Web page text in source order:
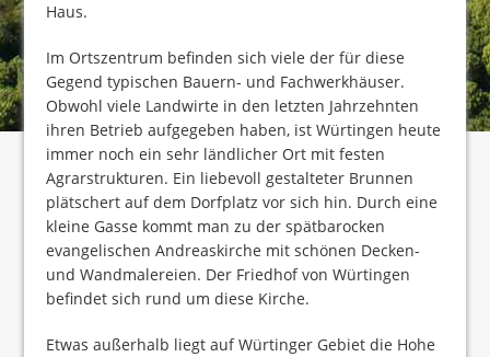
Haus.
Im Ortszentrum befinden sich viele der für diese
Gegend typischen Bauern- und Fachwerkhäuser.
Obwohl viele Landwirte in den letzten Jahrzehnten
ihren Betrieb aufgegeben haben, ist Würtingen heute
immer noch ein sehr ländlicher Ort mit festen
Agrarstrukturen. Ein liebevoll gestalteter Brunnen
plätschert auf dem Dorfplatz vor sich hin. Durch eine
kleine Gasse kommt man zu der spätbarocken
evangelischen Andreaskirche mit schönen Decken-
und Wandmalereien. Der Friedhof von Würtingen
befindet sich rund um diese Kirche.
Etwas außerhalb liegt auf Würtinger Gebiet die Hohe